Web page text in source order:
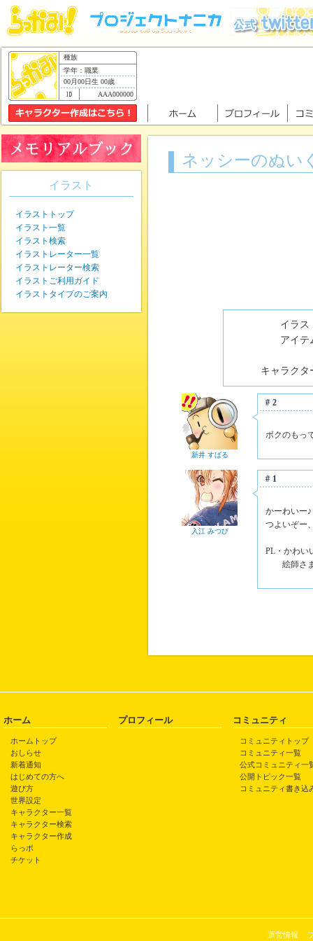
種族
学年：職業
00月00日生 00歳
AAA000000
ネッシーのぬい
イラス
アイテ
キャラクタ
新井 すばる
#2
ボクのもっ
入江 みつび
#1
かーわいー♪
つよいぞー
PL・かわい
絵師さま
イラスト
イラストトップ
イラスト一覧
イラスト検索
イラストレーター一覧
イラストレーター検索
イラストご利用ガイド
イラストタイプのご案内
ホーム
ホームトップ
おしらせ
新着通知
はじめての方へ
遊び方
世界設定
キャラクター一覧
キャラクター検索
キャラクター作成
らっポ
チケット
プロフィール コミュニティ
コミュニティトップ
コミュニティ一覧
公式コミュニティ一
公開トピック一覧
コミュニティ書き込
運営情報